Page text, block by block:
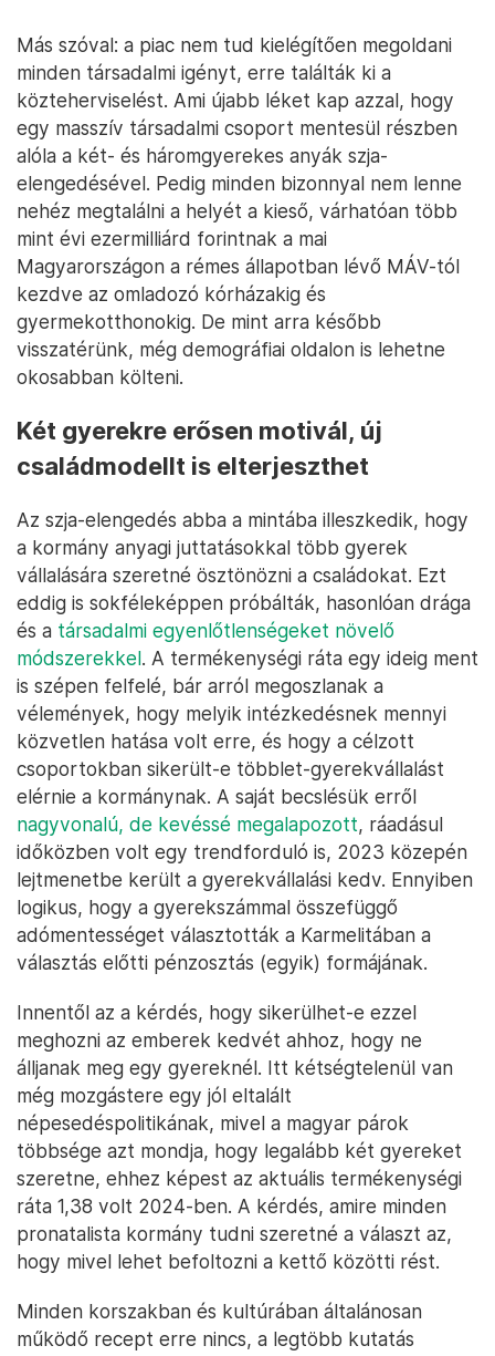
Más szóval: a piac nem tud kielégítően megoldani
minden társadalmi igényt, erre találták ki a
közteherviselést. Ami újabb léket kap azzal, hogy
egy masszív társadalmi csoport mentesül részben
alóla a két- és háromgyerekes anyák szja-
elengedésével. Pedig minden bizonnyal nem lenne
nehéz megtalálni a helyét a kieső, várhatóan több
mint évi ezermilliárd forintnak a mai
Magyarországon a rémes állapotban lévő MÁV-tól
kezdve az omladozó kórházakig és
gyermekotthonokig. De mint arra később
visszatérünk, még demográfiai oldalon is lehetne
okosabban költeni.
Két gyerekre erősen motivál, új
családmodellt is elterjeszthet
Az szja-elengedés abba a mintába illeszkedik, hogy
a kormány anyagi juttatásokkal több gyerek
vállalására szeretné ösztönözni a családokat. Ezt
eddig is sokféleképpen próbálták, hasonlóan drága
és a társadalmi egyenlőtlenségeket növelő
módszerekkel. A termékenységi ráta egy ideig ment
is szépen felfelé, bár arról megoszlanak a
vélemények, hogy melyik intézkedésnek mennyi
közvetlen hatása volt erre, és hogy a célzott
csoportokban sikerült-e többlet-gyerekvállalást
elérnie a kormánynak. A saját becslésük erről
nagyvonalú, de kevéssé megalapozott, ráadásul
időközben volt egy trendforduló is, 2023 közepén
lejtmenetbe került a gyerekvállalási kedv. Ennyiben
logikus, hogy a gyerekszámmal összefüggő
adómentességet választották a Karmelitában a
választás előtti pénzosztás (egyik) formájának.
Innentől az a kérdés, hogy sikerülhet-e ezzel
meghozni az emberek kedvét ahhoz, hogy ne
álljanak meg egy gyereknél. Itt kétségtelenül van
még mozgástere egy jól eltalált
népesedéspolitikának, mivel a magyar párok
többsége azt mondja, hogy legalább két gyereket
szeretne, ehhez képest az aktuális termékenységi
ráta 1,38 volt 2024-ben. A kérdés, amire minden
pronatalista kormány tudni szeretné a választ az,
hogy mivel lehet befoltozni a kettő közötti rést.
Minden korszakban és kultúrában általánosan
működő recept erre nincs, a legtöbb kutatás